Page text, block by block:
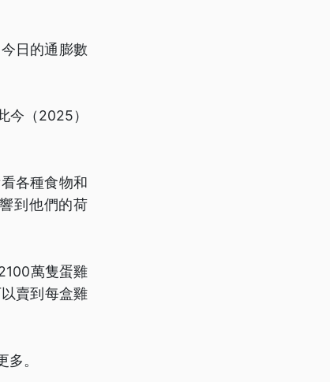
日的通膨數
今（2025）
各種食物和
到他們的荷
萬隻蛋雞
賣到每盒雞
。